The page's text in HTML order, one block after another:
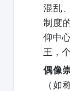
混乱
制度
仰中
王，
偶像
（如